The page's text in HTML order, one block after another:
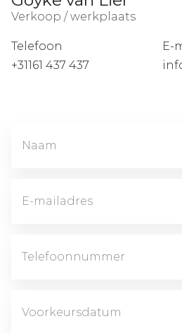
Verkoop / werkplaats
Telefoon
+31161 437 437
E-